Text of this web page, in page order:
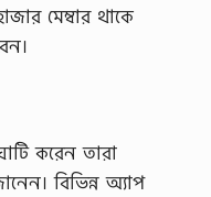
মেম্বার থাকে
করেন তারা
বিভিন্ন অ্যাপ